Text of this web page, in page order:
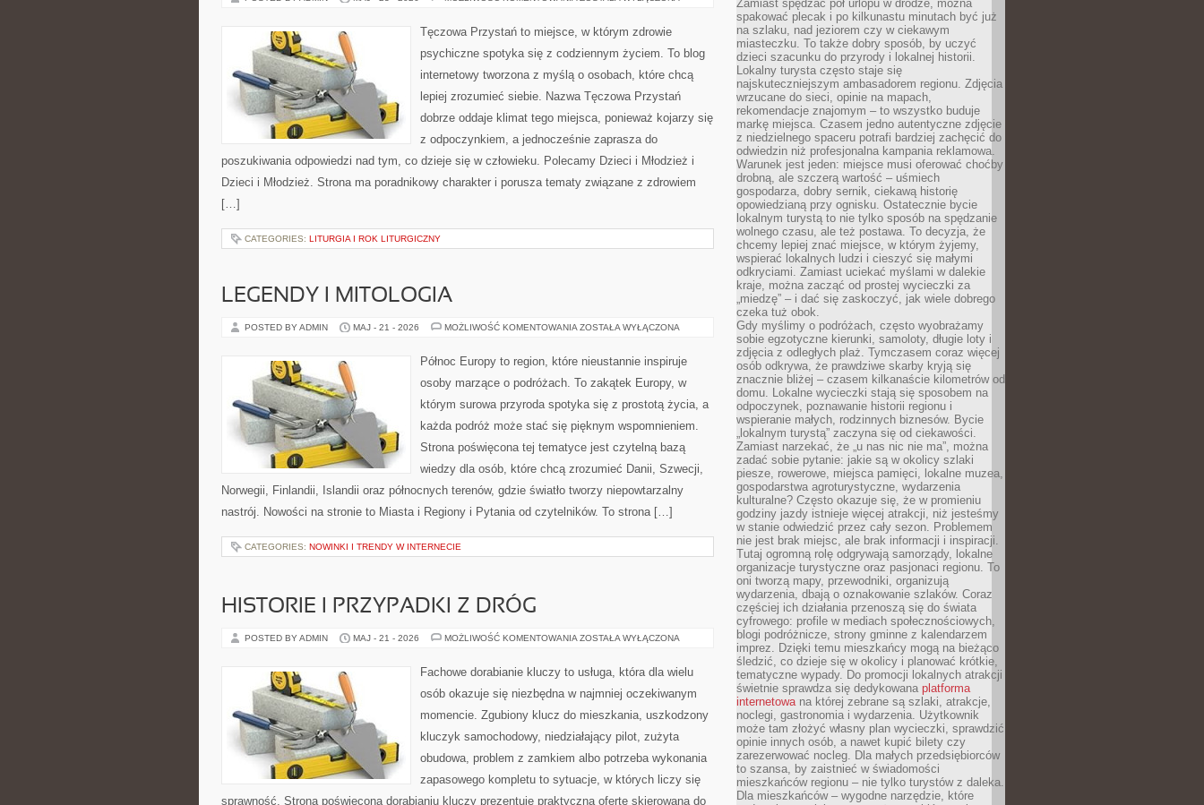
Tęczowa Przystań to miejsce, w którym zdrowie
psychiczne spotyka się z codziennym życiem. To blog
internetowy tworzona z myślą o osobach, które chcą
lepiej zrozumieć siebie. Nazwa Tęczowa Przystań
dobrze oddaje klimat tego miejsca, ponieważ kojarzy się
z odpoczynkiem, a jednocześnie zaprasza do
poszukiwania odpowiedzi nad tym, co dzieje się w człowieku. Polecamy Dzieci i Młodzież i
Dzieci i Młodzież. Strona ma poradnikowy charakter i porusza tematy związane z zdrowiem
[…]
CATEGORIES: LITURGIA I ROK LITURGICZNY
LEGENDY I MITOLOGIA
POSTED BY ADMIN MAJ - 21 - 2026 MOŻLIWOŚĆ KOMENTOWANIA LEGENDY
ZOSTAŁA WYŁĄCZONA
Północ Europy to region, które nieustannie inspiruje
osoby marzące o podróżach. To zakątek Europy, w
którym surowa przyroda spotyka się z prostotą życia, a
każda podróż może stać się pięknym wspomnieniem.
Strona poświęcona tej tematyce jest czytelną bazą
wiedzy dla osób, które chcą zrozumieć Danii, Szwecji,
Norwegii, Finlandii, Islandii oraz północnych terenów, gdzie światło tworzy niepowtarzalny
nastrój. Nowości na stronie to Miasta i Regiony i Pytania od czytelników. To strona […]
CATEGORIES: NOWINKI I TRENDY W INTERNECIE
HISTORIE I PRZYPADKI Z DRÓG
POSTED BY ADMIN MAJ - 21 - 2026 MOŻLIWOŚĆ KOMENTOWANIA HISTORIE
DRÓG
ZOSTAŁA WYŁĄCZONA
Fachowe dorabianie kluczy to usługa, która dla wielu
osób okazuje się niezbędna w najmniej oczekiwanym
momencie. Zgubiony klucz do mieszkania, uszkodzony
kluczyk samochodowy, niedziałający pilot, zużyta
obudowa, problem z zamkiem albo potrzeba wykonania
zapasowego kompletu to sytuacje, w których liczy się
sprawność. Strona poświęcona dorabianiu kluczy prezentuje praktyczną ofertę skierowaną do
Zamiast spędzać pół urlopu w drodze, można
spakować plecak i po kilkunastu minutach być już
na szlaku, nad jeziorem czy w ciekawym
miasteczku. To także dobry sposób, by uczyć
dzieci szacunku do przyrody i lokalnej historii.
Lokalny turysta często staje się
najskuteczniejszym ambasadorem regionu. Zdjęcia
wrzucane do sieci, opinie na mapach,
rekomendacje znajomym – to wszystko buduje
markę miejsca. Czasem jedno autentyczne zdjęcie
z niedzielnego spaceru potrafi bardziej zachęcić do
odwiedzin niż profesjonalna kampania reklamowa.
Warunek jest jeden: miejsce musi oferować choćby
drobną, ale szczerą wartość – uśmiech
gospodarza, dobry sernik, ciekawą historię
opowiedzianą przy ognisku. Ostatecznie bycie
lokalnym turystą to nie tylko sposób na spędzanie
wolnego czasu, ale też postawa. To decyzja, że
chcemy lepiej znać miejsce, w którym żyjemy,
wspierać lokalnych ludzi i cieszyć się małymi
odkryciami. Zamiast uciekać myślami w dalekie
kraje, można zacząć od prostej wycieczki za
„miedzę” – i dać się zaskoczyć, jak wiele dobrego
czeka tuż obok.
Gdy myślimy o podróżach, często wyobrażamy
sobie egzotyczne kierunki, samoloty, długie loty i
zdjęcia z odległych plaż. Tymczasem coraz więcej
osób odkrywa, że prawdziwe skarby kryją się
znacznie bliżej – czasem kilkanaście kilometrów od
domu. Lokalne wycieczki stają się sposobem na
odpoczynek, poznawanie historii regionu i
wspieranie małych, rodzinnych biznesów. Bycie
„lokalnym turystą” zaczyna się od ciekawości.
Zamiast narzekać, że „u nas nic nie ma”, można
zadać sobie pytanie: jakie są w okolicy szlaki
piesze, rowerowe, miejsca pamięci, lokalne muzea,
gospodarstwa agroturystyczne, wydarzenia
kulturalne? Często okazuje się, że w promieniu
godziny jazdy istnieje więcej atrakcji, niż jesteśmy
w stanie odwiedzić przez cały sezon. Problemem
nie jest brak miejsc, ale brak informacji i inspiracji.
Tutaj ogromną rolę odgrywają samorządy, lokalne
organizacje turystyczne oraz pasjonaci regionu. To
oni tworzą mapy, przewodniki, organizują
wydarzenia, dbają o oznakowanie szlaków. Coraz
częściej ich działania przenoszą się do świata
cyfrowego: profile w mediach społecznościowych,
blogi podróżnicze, strony gminne z kalendarzem
imprez. Dzięki temu mieszkańcy mogą na bieżąco
śledzić, co dzieje się w okolicy i planować krótkie,
tematyczne wypady. Do promocji lokalnych atrakcji
świetnie sprawdza się dedykowana platforma
internetowana której zebrane są szlaki, atrakcje,
noclegi, gastronomia i wydarzenia. Użytkownik
może tam złożyć własny plan wycieczki, sprawdzić
opinie innych osób, a nawet kupić bilety czy
zarezerwować nocleg. Dla małych przedsiębiorców
to szansa, by zaistnieć w świadomości
mieszkańców regionu – nie tylko turystów z daleka.
Dla mieszkańców – wygodne narzędzie, które